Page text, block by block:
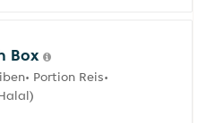
Box
Portion Reis•